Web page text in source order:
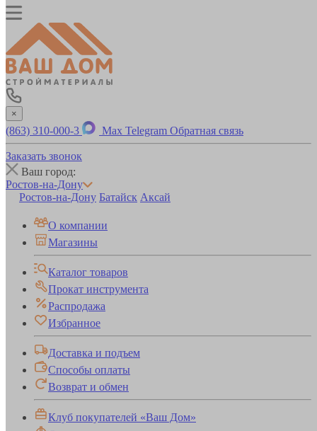
×
(863) 310-000-3 Max Telegram Обратная связь
Заказать звонок
Ваш город:
Ростов-на-Дону
Ростов-на-Дону Батайск Аксай
О компании
Магазины
Каталог товаров
Прокат инструмента
Распродажа
Избранное
Доставка и подъем
Способы оплаты
Возврат и обмен
Клуб покупателей «Ваш Дом»